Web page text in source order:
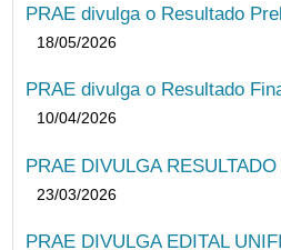
PRAE divulga o Resultado
18/05/2026
PRAE divulga o Resultado
10/04/2026
PRAE DIVULGA
23/03/2026
PRAE DIVULGA EDITAL